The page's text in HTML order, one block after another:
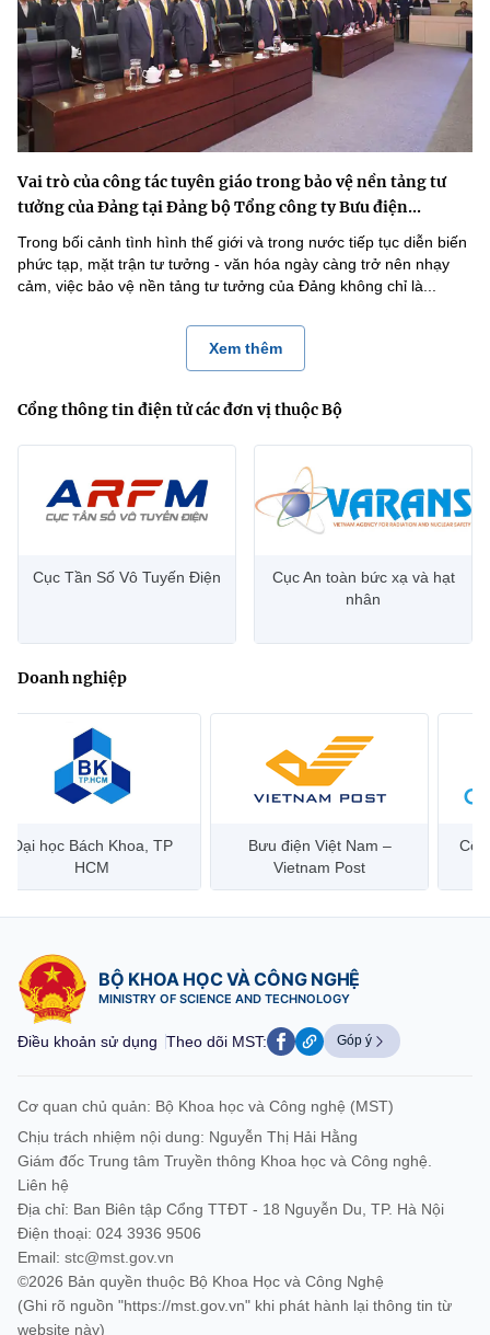
Vai trò của công tác tuyên giáo trong bảo vệ nền tảng tư
tưởng của Đảng tại Đảng bộ Tổng công ty Bưu điện...
Trong bối cảnh tình hình thế giới và trong nước tiếp tục diễn biến
phức tạp, mặt trận tư tưởng - văn hóa ngày càng trở nên nhạy
cảm, việc bảo vệ nền tảng tư tưởng của Đảng không chỉ là...
Xem thêm
Cổng thông tin điện tử các đơn vị thuộc Bộ
Cục Tần Số Vô Tuyến Điện
Cục An toàn bức xạ và hạt
nhân
Doanh nghiệp
Bưu điện Việt Nam –
Vietnam Post
Công ty Cổ phần Hạ tầng
Viễn Thông CMC
BỘ KHOA HỌC VÀ CÔNG NGHỆ
MINISTRY OF SCIENCE AND TECHNOLOGY
Điều khoản sử dụng Theo dõi MST: Góp ý
Cơ quan chủ quản: Bộ Khoa học và Công nghệ (MST)
Chịu trách nhiệm nội dung: Nguyễn Thị Hải Hằng
Giám đốc Trung tâm Truyền thông Khoa học và Công nghệ.
Liên hệ
Địa chỉ: Ban Biên tập Cổng TTĐT - 18 Nguyễn Du, TP. Hà Nội
Điện thoại: 024 3936 9506
Email: stc@mst.gov.vn
©2026 Bản quyền thuộc Bộ Khoa Học và Công Nghệ
(Ghi rõ nguồn "https://mst.gov.vn" khi phát hành lại thông tin từ
website này)